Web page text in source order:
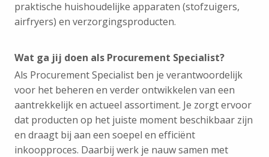
praktische huishoudelijke apparaten (stofzuigers,
airfryers) en verzorgingsproducten.
Wat ga jij doen als Procurement Specialist?
Als Procurement Specialist ben je verantwoordelijk
voor het beheren en verder ontwikkelen van een
aantrekkelijk en actueel assortiment. Je zorgt ervoor
dat producten op het juiste moment beschikbaar zijn
en draagt bij aan een soepel en efficiënt
inkoopproces. Daarbij werk je nauw samen met